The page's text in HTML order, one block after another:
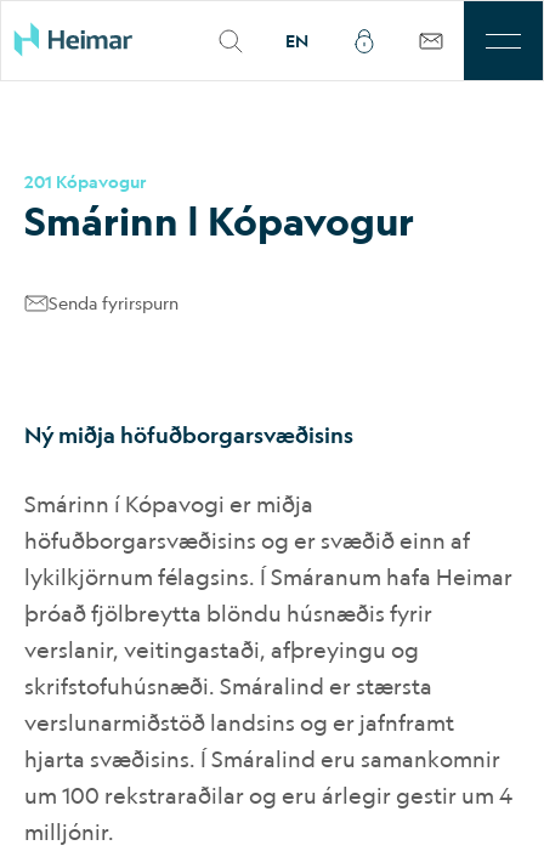
EN
Þjónusta
Kjarnasvæði
Um okkur
Mínar síður
IS EN
201 Kópavogur
Smár­inn | Kópa­vog­ur
Senda fyrirspurn
Ný miðja höfuðborgarsvæðisins
Smárinn í Kópavogi er miðja
höfuðborgarsvæðisins og er svæðið einn af
lykilkjörnum félagsins. Í Smáranum hafa Heimar
þróað fjölbreytta blöndu húsnæðis fyrir
verslanir, veitingastaði, afþreyingu og
skrifstofuhúsnæði. Smáralind er stærsta
verslunarmiðstöð landsins og er jafnframt
hjarta svæðisins. Í Smáralind eru samankomnir
um 100 rekstraraðilar og eru árlegir gestir um 4
milljónir.